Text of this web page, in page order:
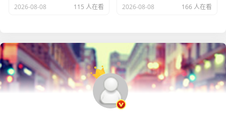
2026-08-08 115 人在看 2026-08-08 166 人在看